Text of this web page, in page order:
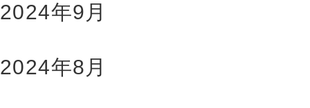
2024年9月
2024年8月